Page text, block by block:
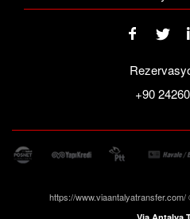
+90
https://www.viaantalyatransfer.com/